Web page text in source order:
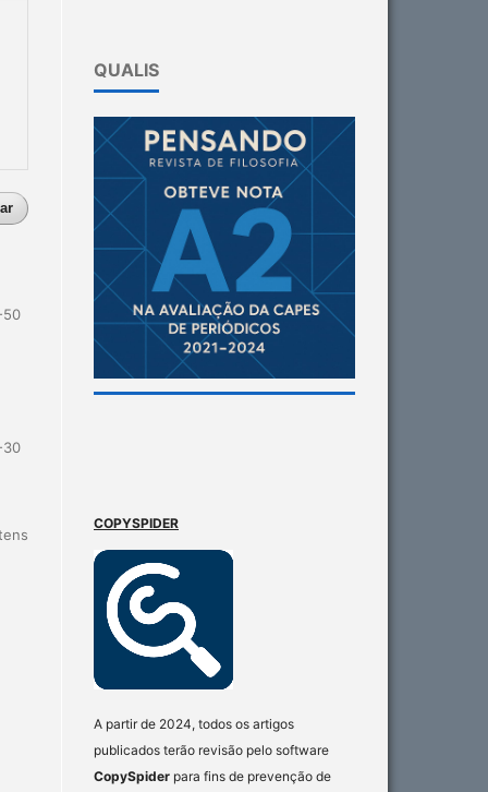
50
30
QUALIS
COPYSPIDER
A partir de 2024, todos os artigos
publicados terão revisão pelo software
CopySpider para fins de prevenção de